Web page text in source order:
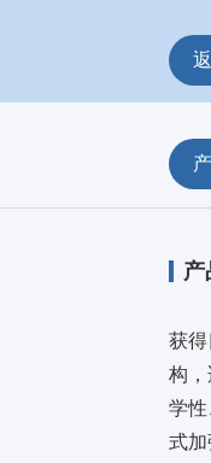
产
获得
构，
学
式